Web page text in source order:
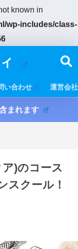
known in
wp-includes/class-
い合わせ 運営会社
まれます
ア)のコース
スクール！